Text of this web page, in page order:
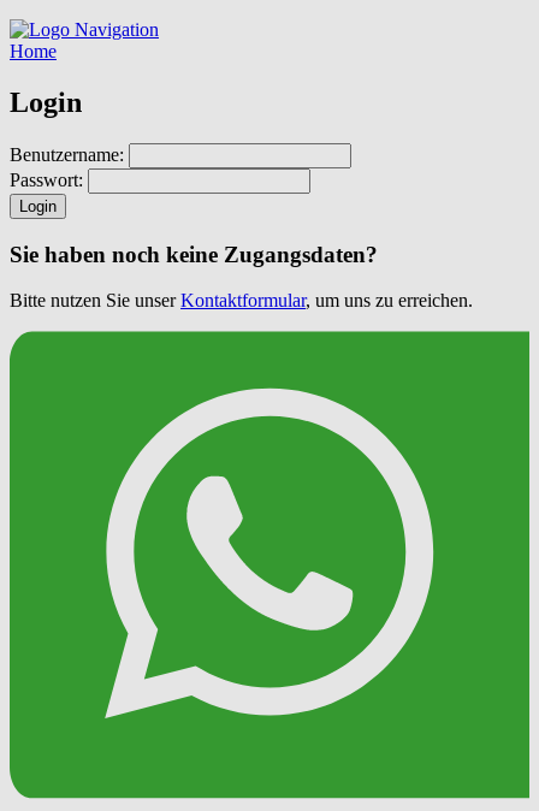
Navigation
Home
Login
Benutzername:
Passwort:
Login
Sie haben noch keine Zugangsdaten?
Bitte nutzen Sie unserKontaktformular, um uns zu erreichen.